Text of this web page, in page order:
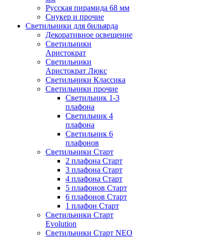
Русская пирамида 68 мм
Снукер и прочие
Светильники для бильярда
Декоративное освещение
Светильники
Аристократ
Светильники
Аристократ Люкс
Светильники Классика
Светильники прочие
Светильник 1-3
плафона
Светильник 4
плафона
Светильник 6
плафонов
Светильники Старт
2 плафона Старт
3 плафона Старт
4 плафона Старт
5 плафонов Старт
6 плафонов Старт
1 плафон Старт
Светильники Старт
Evolution
Светильники Старт NEO